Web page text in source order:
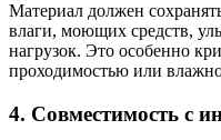
Материал должен
влаги, моющих средств,
нагрузок. Это особенно
проходимостью или
4. Совместимость с